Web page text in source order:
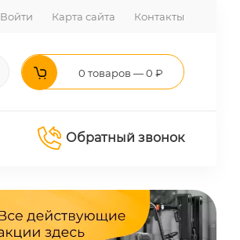
Войти Карта сайта Контакты
0 товаров — 0 ₽
Обратный звонок